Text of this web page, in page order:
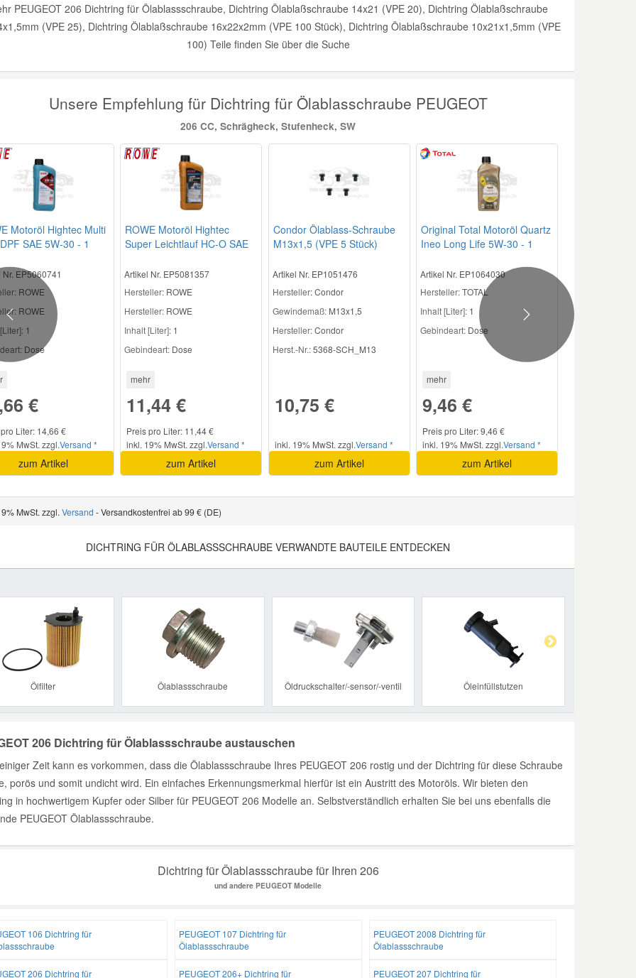
PEUGEOT 206 Dichtring für Ölablassschraube, Dichtring Ölablaßschraube 14x21 (VPE 20), Dichtring Ölablaßschraube
(VPE 25), Dichtring Ölablaßschraube 16x22x2mm (VPE 100 Stück), Dichtring Ölablaßschraube 10x21x1,5mm (VPE
100) Teile finden Sie über die Suche
Unsere Empfehlung für Dichtring für Ölablasschraube PEUGEOT
206 CC, Schrägheck, Stufenheck, SW
Motoröl Hightec Multi
SAE 5W-30 - 1
Nr. EP5060741
: ROWE
ROWE
1
Dose
€
Liter: 14,66 €
MwSt. zzgl.Versand *
zum Artikel
ROWE Motoröl Hightec
Super Leichtlauf HC-O SAE
Artikel Nr. EP5081357
Hersteller: ROWE
Hersteller: ROWE
Inhalt [Liter]: 1
Gebindeart: Dose
mehr
11,44 €
Preis pro Liter: 11,44 €
inkl. 19% MwSt. zzgl.Versand *
zum Artikel
Condor Ölablass-Schraube
M13x1,5 (VPE 5 Stück)
Artikel Nr. EP1051476
Hersteller: Condor
Gewindemaß:M13x1,5
Hersteller:Condor
Herst.-Nr.:5368-SCH_M13
10,75 €
inkl. 19% MwSt. zzgl.Versand *
zum Artikel
Original Total Motoröl Quartz
Ineo Long Life 5W-30 - 1
Artikel Nr. EP1064030
Hersteller:TOTAL
Inhalt [Liter]: 1
Gebindeart: Dose
mehr
9,46 €
Preis pro Liter: 9,46 €
inkl. 19% MwSt. zzgl.Versand *
zum Artikel
Previous Next
MwSt. zzgl. Versand - Versandkostenfrei ab 99 € (DE)
DICHTRING FÜR ÖLABLASSSCHRAUBE VERWANDTE BAUTEILE ENTDECKEN
Ölfilter Ölablassschraube Öldruckschalter/-sensor/-ventil Öleinfüllstutzen
206 Dichtring für Ölablassschraube austauschen
Zeit kann es vorkommen, dass die Ölablassschraube Ihres PEUGEOT 206 rostig und der Dichtring für diese Schraube
porös und somit undicht wird. Ein einfaches Erkennungsmerkmal hierfür ist ein Austritt des Motoröls. Wir bieten den
in hochwertigem Kupfer oder Silber für PEUGEOT 206 Modelle an. Selbstverständlich erhalten Sie bei uns ebenfalls die
PEUGEOT Ölablassschraube.
Dichtring für Ölablassschraube für Ihren 206
und andere PEUGEOT Modelle
106 Dichtring für
PEUGEOT 107 Dichtring für
Ölablassschraube
PEUGEOT 2008 Dichtring für
Ölablassschraube
206 Dichtring für PEUGEOT 206+ Dichtring für PEUGEOT 207 Dichtring für